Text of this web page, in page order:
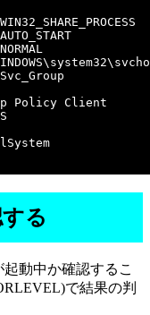
Policy Client
る
動中か確認するこ
で結果の判